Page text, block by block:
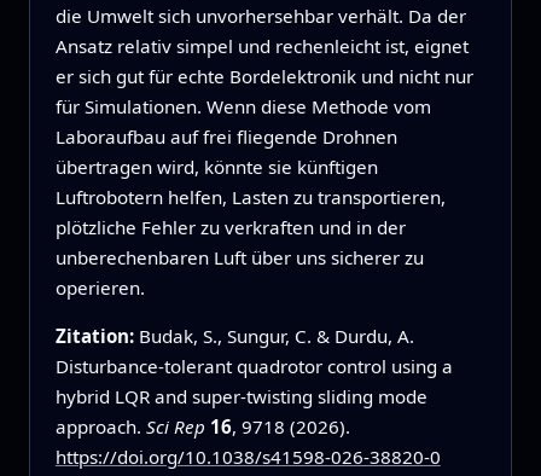
die Umwelt sich unvorhersehbar verhält. Da der
Ansatz relativ simpel und rechenleicht ist, eignet
er sich gut für echte Bordelektronik und nicht nur
für Simulationen. Wenn diese Methode vom
Laboraufbau auf frei fliegende Drohnen
übertragen wird, könnte sie künftigen
Luftrobotern helfen, Lasten zu transportieren,
plötzliche Fehler zu verkraften und in der
unberechenbaren Luft über uns sicherer zu
operieren.
Zitation: Budak, S., Sungur, C. & Durdu, A.
Disturbance-tolerant quadrotor control using a
hybrid LQR and super-twisting sliding mode
approach. Sci Rep 16, 9718 (2026).
https://doi.org/10.1038/s41598-026-38820-0